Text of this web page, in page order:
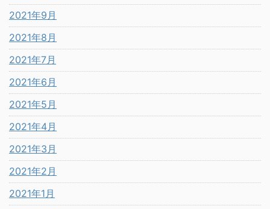
2021年9月
2021年8月
2021年7月
2021年6月
2021年5月
2021年4月
2021年3月
2021年2月
2021年1月